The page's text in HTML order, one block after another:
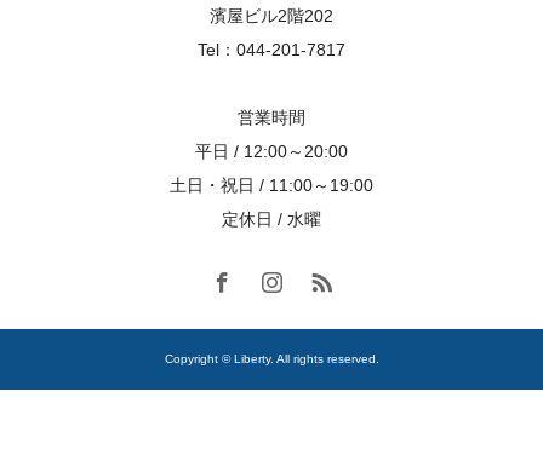
濱屋ビル2階202
Tel：044-201-7817
営業時間
平日 / 12:00～20:00
土日・祝日 / 11:00～19:00
定休日 / 水曜
Copyright © Liberty. All rights reserved.